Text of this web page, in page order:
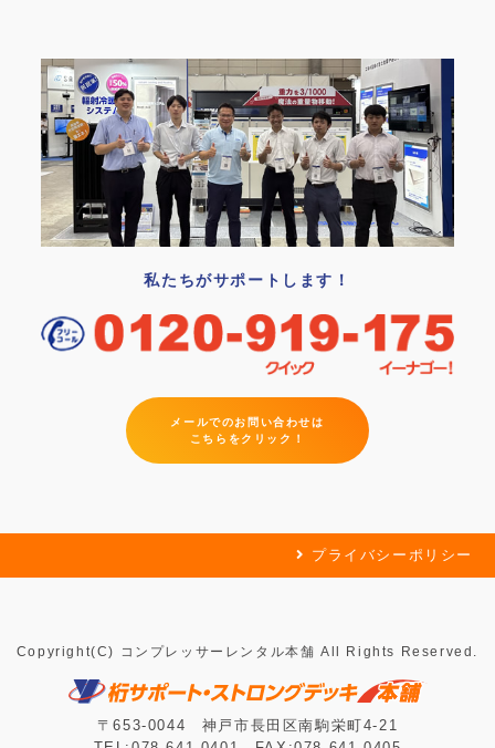
私たちがサポートします！
メールでのお問い合わせは
こちらをクリック！
プライバシーポリシー
Copyright(C) コンプレッサーレンタル本舗 All Rights Reserved.
〒653-0044 神戸市長田区南駒栄町4-21